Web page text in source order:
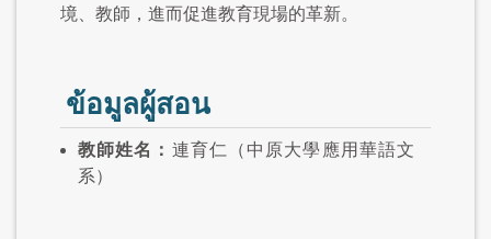
境、教師，進而促進教育現場的革新。
ข้อมูลผู้สอน
教師姓名： 連育仁（中原大學應用華語文
系）